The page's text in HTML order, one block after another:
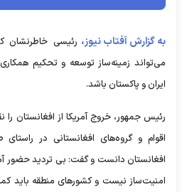
به گزارش آفتاب نیوز، رئیسی خاطرنشان
می‌تواند زمینه‌ساز توسعه و تحکیم
ایران و پاکستان باشد.
رئیس جمهور، خروج آمریکا از افغانستان
اقوام و گروه‌های افغانستانی در
افغانستان دانست و گفت: بی تردید حضور
امنیت‌ساز نیست و کشورهای منطقه باید